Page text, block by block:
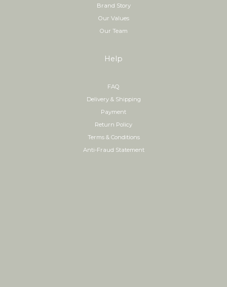
Brand Story
Our Values
Our Team
Help
FAQ
Delivery & Shipping
Payment
Return Policy
Terms & Conditions
Anti-Fraud Statement